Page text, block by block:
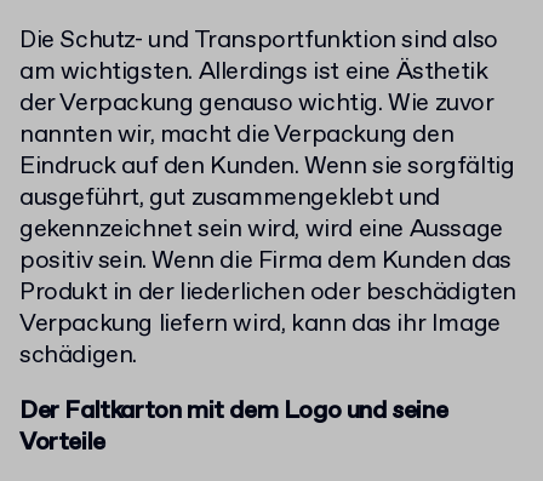
Die Schutz- und Transportfunktion sind also
am wichtigsten. Allerdings ist eine Ästhetik
der Verpackung genauso wichtig. Wie zuvor
nannten wir, macht die Verpackung den
Eindruck auf den Kunden. Wenn sie sorgfältig
ausgeführt, gut zusammengeklebt und
gekennzeichnet sein wird, wird eine Aussage
positiv sein. Wenn die Firma dem Kunden das
Produkt in der liederlichen oder beschädigten
Verpackung liefern wird, kann das ihr Image
schädigen.
Der Faltkarton mit dem Logo und seine
Vorteile